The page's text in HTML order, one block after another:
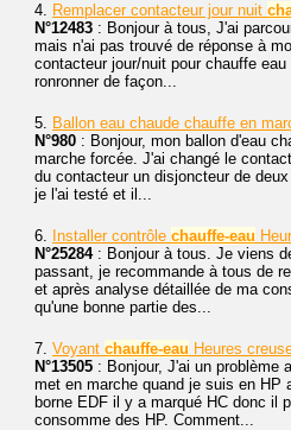
4. Remplacer contacteur jour nuit
N°12483 : Bonjour à tous, J'ai
mais n'ai pas trouvé de réponse à
contacteur jour/nuit pour chauffe
ronronner de façon...
5. Ballon eau chaude chauffe en
N°980 : Bonjour, mon ballon d'eau
marche forcée. J'ai changé le
du contacteur un disjoncteur de
je l'ai testé et il...
6. Installer contrôle chauffe-eau
N°25284: Bonjour à tous. Je viens
passant, je recommande à tous de
et après analyse détaillée de ma
qu'une bonne partie des...
7. Voyant chauffe-eau Heures
N°13505 : Bonjour, J'ai un problème
met en marche quand je suis en HP
borne EDF il y a marqué HC donc il
consomme des HP. Comment...